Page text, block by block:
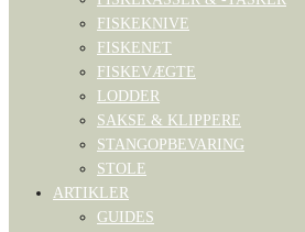
FISKEKNIVE
FISKENET
FISKEVÆGTE
LODDER
SAKSE & KLIPPERE
STANGOPBEVARING
STOLE
ARTIKLER
GUIDES